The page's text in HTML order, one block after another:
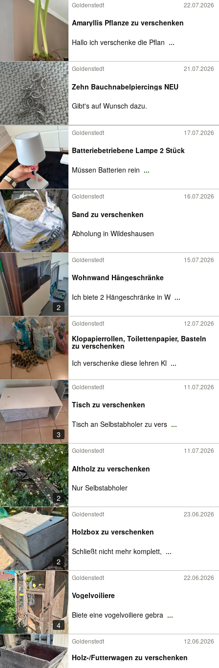
Goldenstedt 22.07.2026
Amaryllis Pflanze zu verschenken
Hallo ich verschenke die Pflan ...
Goldenstedt 21.07.2026
Zehn Bauchnabelpiercings NEU
Gibt's auf Wunsch dazu.
Goldenstedt 17.07.2026
Batteriebetriebene Lampe 2 Stück
Müssen Batterien rein ...
Goldenstedt 16.07.2026
Sand zu verschenken
Abholung in Wildeshausen
2
Goldenstedt 15.07.2026
Wohnwand Hängeschränke
Ich biete 2 Hängeschränke in W ...
Goldenstedt 12.07.2026
Klopapierrollen, Toilettenpapier, Basteln
zu verschenken
Ich verschenke diese lehren Kl ...
3
Goldenstedt 11.07.2026
Tisch zu verschenken
Tisch an Selbstabholer zu vers ...
2
Goldenstedt 11.07.2026
Altholz zu verschenken
Nur Selbstabholer
2
Goldenstedt 23.06.2026
Holzbox zu verschenken
Schließt nicht mehr komplett, ...
4
Goldenstedt 22.06.2026
Vogelvoiliere
Biete eine vogelvoiliere gebra ...
Goldenstedt 12.06.2026
Holz-/Futterwagen zu verschenken